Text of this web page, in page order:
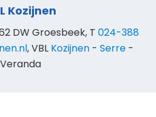
Kozijnen
DW Groesbeek, T 024-388
, VBL Kozijnen- Serre-
Veranda